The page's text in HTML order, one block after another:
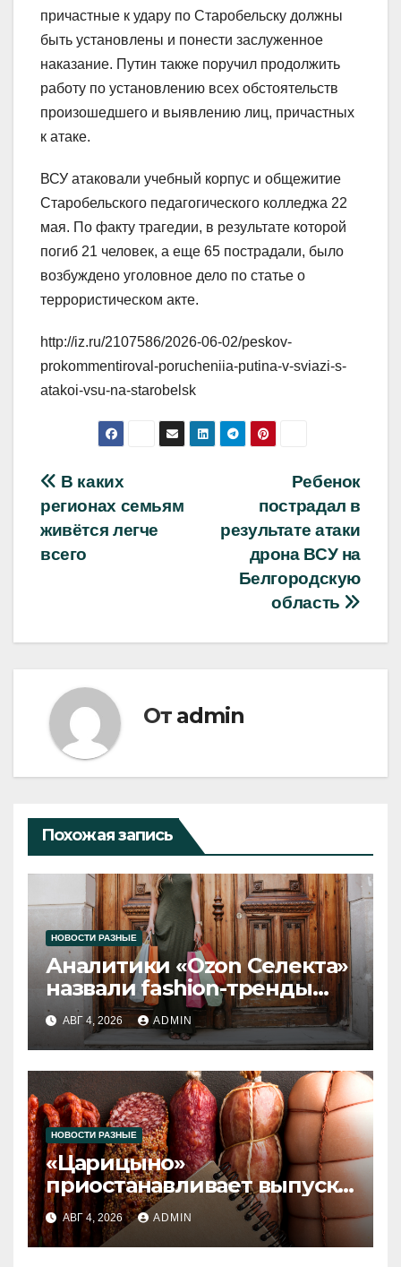
причастные к удару по Старобельску должны
быть установлены и понести заслуженное
наказание. Путин также поручил продолжить
работу по установлению всех обстоятельств
произошедшего и выявлению лиц, причастных
к атаке.
ВСУ атаковали учебный корпус и общежитие
Старобельского педагогического колледжа 22
мая. По факту трагедии, в результате которой
погиб 21 человек, а еще 65 пострадали, было
возбуждено уголовное дело по статье о
террористическом акте.
http://iz.ru/2107586/2026-06-02/peskov-
prokommentiroval-porucheniia-putina-v-sviazi-s-
atakoi-vsu-na-starobelsk
Навигация
по
записям
Ребенок
пострадал в
результате атаки
дрона ВСУ на
Белгородскую
область
В каких
регионах семьям
живётся легче
всего
От admin
Похожая запись
НОВОСТИ РАЗНЫЕ
Аналитики «Ozon Селекта»
назвали fashion-тренды
2026 года
АВГ 4, 2026 ADMIN
НОВОСТИ РАЗНЫЕ
«Царицыно»
приостанавливает выпуск
продукции
АВГ 4, 2026 ADMIN